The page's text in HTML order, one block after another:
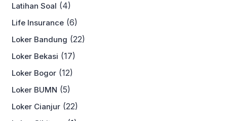
Latihan Soal (4)
Life Insurance (6)
Loker Bandung (22)
Loker Bekasi (17)
Loker Bogor (12)
Loker BUMN (5)
Loker Cianjur (22)